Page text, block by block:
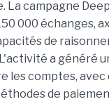
La campagne
000 échanges,
de
a généré
les comptes, avec
de